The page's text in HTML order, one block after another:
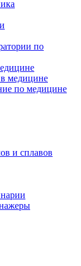
по
медицине
по медицине
и сплавов